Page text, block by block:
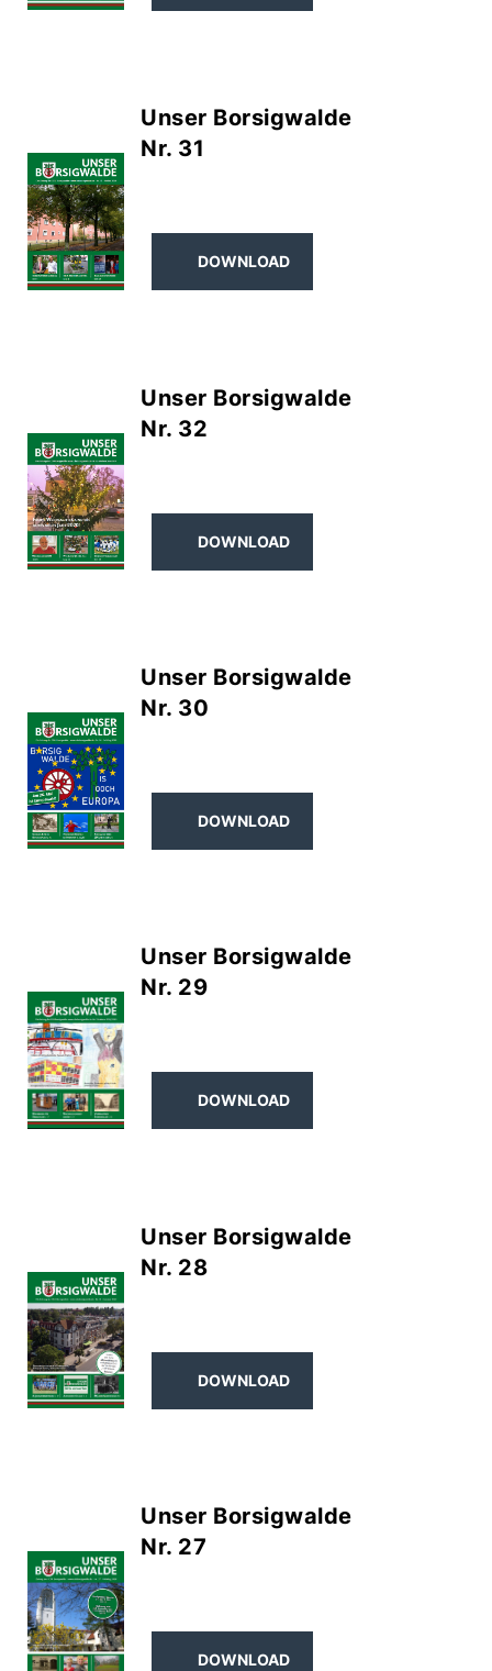
Unser Borsigwalde
Nr. 31
DOWNLOAD
Unser Borsigwalde
Nr. 32
DOWNLOAD
Unser Borsigwalde
Nr. 30
DOWNLOAD
Unser Borsigwalde
Nr. 29
DOWNLOAD
Unser Borsigwalde
Nr. 28
DOWNLOAD
Unser Borsigwalde
Nr. 27
DOWNLOAD